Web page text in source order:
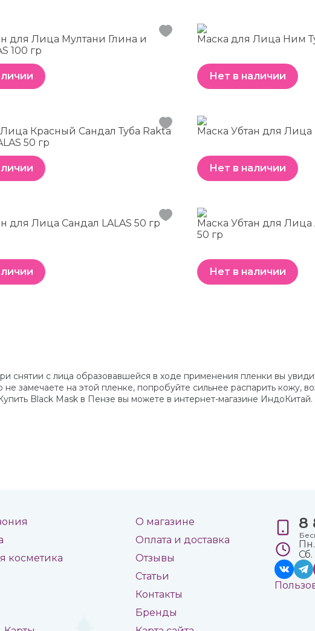
для Лица Мултани Глина и
100 гр
Маска для Лица Ним
Нет в наличии
Красный Сандал Туба Rakta
50 гр
Маска Убтан для Лица
Нет в наличии
для Лица Сандал LALAS 50 гр
Маска Убтан для Лица
50 гр
Нет в наличии
снятии с лица образовавшейся в ходе применения пленки вы
замечаете на этой пленке, попробуйте сильнее распарить кожу,
Black Mask в Пензе вы можете в интернет-магазине ИндоКитай.
косметика
О магазине
Оплата и доставка
Отзывы
Статьи
Контакты
Бренды
8
Сб.